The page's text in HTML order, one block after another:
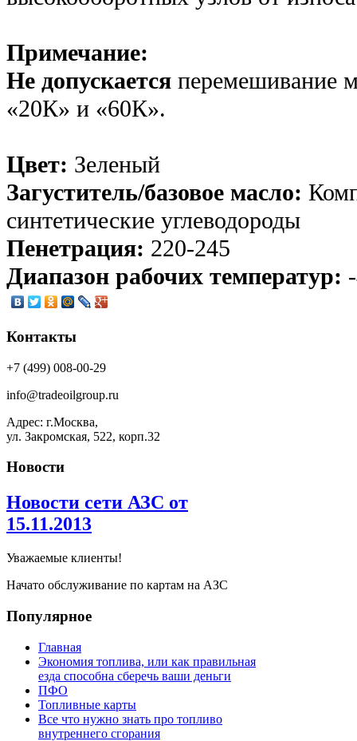
Примечание:
Не допускается перемешивание
«20К» и «60К».
Цвет: Зеленый
Загуститель/базовое масло:
синтетические углеводороды
Пенетрация: 220-245
Диапазон рабочих температур:
Контакты
+7 (499) 008-00-29
info@tradeoilgroup.ru
Адрес: г.Москва,
ул. Закромская, 522, корп.32
Новости
Новости сети АЗС от
15.11.2013
Уважаемые клиенты!
Начато обслуживание по картам на АЗС
Популярное
Главная
Экономия топлива, или как правильная
езда способна сберечь ваши деньги
ПФО
Топливные карты
Все что нужно знать про топливо
внутреннего сгорания